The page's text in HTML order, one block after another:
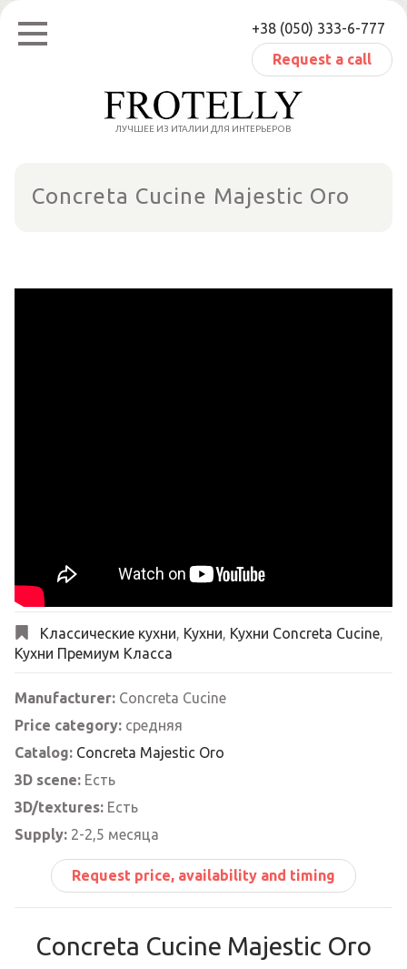
Skip
content
+38 (050) 333-6-777
Request a call
ЛУЧШЕЕ ИЗ ИТАЛИИ ДЛЯ ИНТЕРЬЕРОВ
Concreta Cucine Majestic Oro
Классические кухни, Кухни, Кухни Concreta Cucine,
Кухни Премиум Класса
Manufacturer: Concreta Cucine
Price category: средняя
Catalog: Concreta Majestic Oro
3D scene: Есть
3D/textures: Есть
Supply: 2-2,5 месяца
Request price, availability and timing
Concreta Cucine Majestic Oro